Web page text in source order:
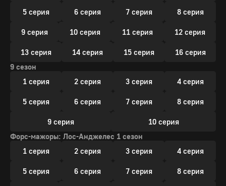
5 серия 6 серия 7 серия 8 серия
9 серия 10 серия 11 серия 12 серия
13 серия 14 серия 15 серия
16 серия
9 сезон
1 серия
2 серия 3 серия 4 серия
5 серия 6 серия 7 серия 8 серия
9 серия
10 серия
Форс-мажоры: Лос-Анджелес 1 сезон
1 серия
2 серия 3 серия 4 серия
5 серия 6 серия 7 серия 8 серия